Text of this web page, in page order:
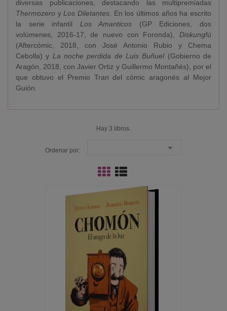
diversas publicaciones, destacando las multipremiadas
Thermozero y Los Diletantes . En los últimos años ha escrito
la serie infantil Los Amanticos (GP Ediciones, dos
volúmenes, 2016-17, de nuevo con Foronda), Diskungfú
(Aftercómic, 2018, con José Antonio Rubio y Chema
Cebolla) y La noche perdida de Luis Buñuel (Gobierno de
Aragón, 2018, con Javier Ortiz y Guillermo Montañés), por el
que obtuvo el Premio Tran del cómic aragonés al Mejor
Guión.
Hay 3 libros.
Ordenar por: 